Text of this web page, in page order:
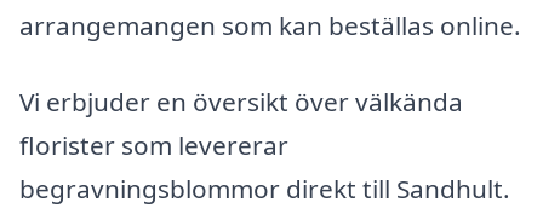
arrangemangen som kan beställas online.
Vi erbjuder en översikt över välkända
florister som levererar
begravningsblommor direkt till Sandhult.